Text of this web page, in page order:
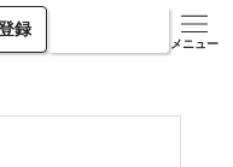
録
メニュー